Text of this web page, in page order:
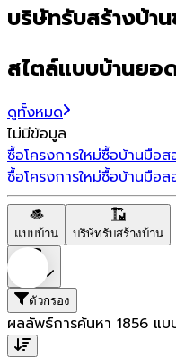
บริษัทรับสร้างบ้า
สไตล์แบบบ้านยอ
ดูทั้งหมด
ไม่มีข้อมูล
ซื้อโครงการใหม่ซื้อบ้านมือส
ซื้อโครงการใหม่ซื้อบ้านมือส
แบบบ้าน บริษัทรับสร้างบ้าน
ตัวกรอง
ผลลัพธ์การค้นหา 1856 แบ